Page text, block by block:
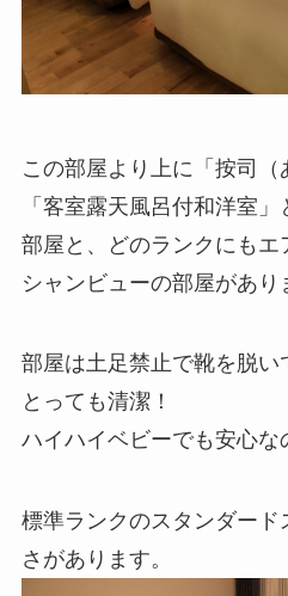
この部屋より上に「按司（
「客室露天風呂付和洋室
部屋と、どのランクにもエ
シャンビューの部屋があり
部屋は土足禁止で靴を脱
とっても清潔！
ハイハイベビーでも安心な
標準ランクのスタンダー
さがあります。